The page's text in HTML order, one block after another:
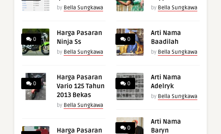
by Bella Sungkawa
0
Harga Pasaran
Ninja Ss
by Bella Sungkawa
0
Harga Pasaran
Vario 125 Tahun
2013 Bekas
by Bella Sungkawa
Harga Pasaran
by Bella Sungkawa
0
Arti Nama
Baadilah
by Bella Sungkawa
0
Arti Nama
Adelryk
by Bella Sungkawa
0
Arti Nama
Baryn